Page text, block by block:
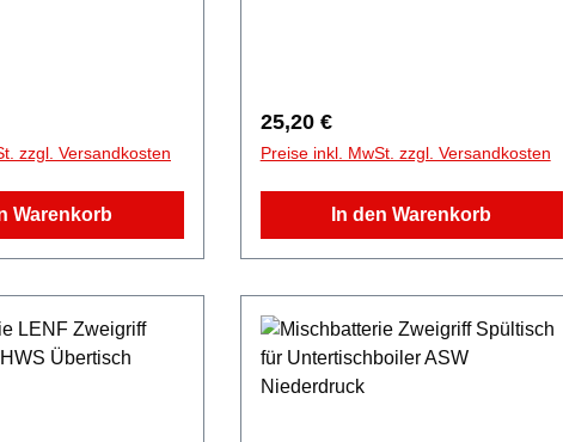
zzgl. Versandkosten
Warenkorb
Regulärer Preis:
25,20 €
Preise inkl. MwSt. zzgl. Versandkosten
In den Warenkorb